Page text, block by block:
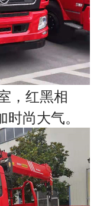
，红黑相
尚大气。